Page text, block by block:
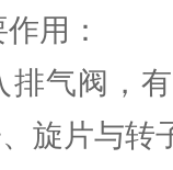
用：
排气阀，
旋片与转